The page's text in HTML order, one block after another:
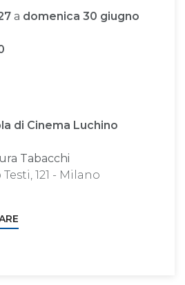
a domenica 30 giugno
di Cinema Luchino
Tabacchi
121 - Milano